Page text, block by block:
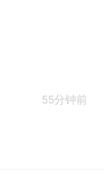
55分钟前